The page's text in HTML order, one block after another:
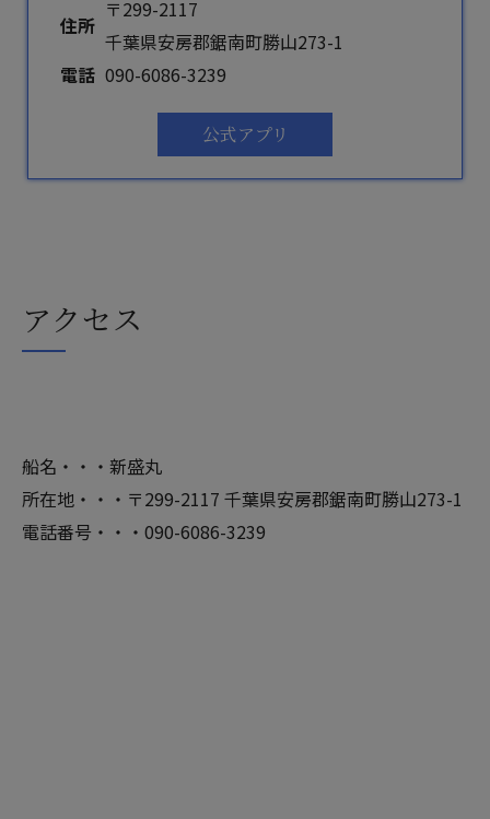
住所
〒299-2117
千葉県安房郡鋸南町勝山273-1
電話 090-6086-3239
公式アプリ
アクセス
船名・・・新盛丸
所在地・・・〒299-2117 千葉県安房郡鋸南町勝山273-1
電話番号・・・090-6086-3239